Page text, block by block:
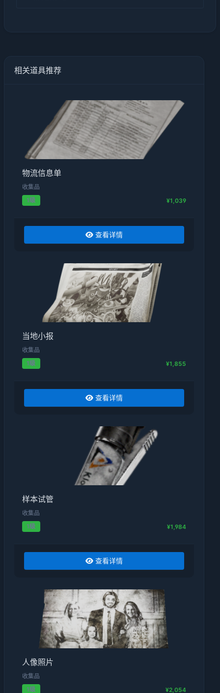
相关道具推荐
物流信息单
收集品
1级
¥1,039
查看详情
当地小报
收集品
1级
¥1,855
查看详情
样本试管
收集品
1级
¥1,984
查看详情
人像照片
收集品
1级
¥2,054